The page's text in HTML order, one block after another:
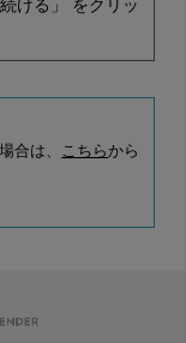
ける」 をクリッ
合は、 こちらから